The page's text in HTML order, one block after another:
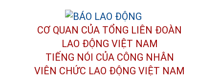
CƠ QUAN CỦA TỔNG LIÊN ĐOÀN
LAO ĐỘNG VIỆT NAM
TIẾNG NÓI CỦA CÔNG NHÂN
VIÊN CHỨC LAO ĐỘNG VIỆT NAM